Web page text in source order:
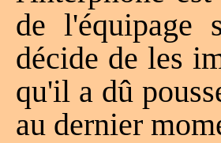
de l'équipage
décide de les
qu'il a dû
au dernier